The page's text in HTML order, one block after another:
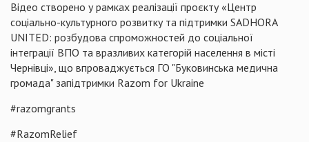
Відео створено у рамках реалізації проєкту «Центр
соціально-культурного розвитку та підтримки SADHORA
UNITED: розбудова спроможностей до соціальної
інтеграції ВПО та вразливих категорій населення в місті
Чернівці», що впроваджується ГО "Буковинська медична
громада" запідтримки Razom for Ukraine
#razomgrants
#RazomRelief